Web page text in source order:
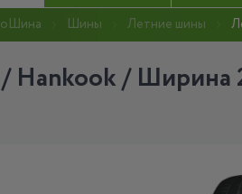
Шины Летние шины
Hankook / Ширина